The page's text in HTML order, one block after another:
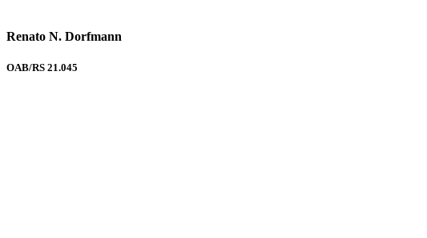
Renato N. Dorfmann
OAB/RS 21.045